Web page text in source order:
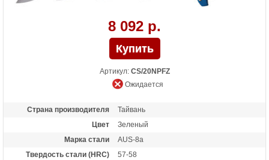
8 092 р.
Артикул: CS/20NPFZ
Ожидается
Страна производителя
Тайвань
Цвет
Зеленый
Марка стали
AUS-8a
Твердость стали (HRC)
57-58